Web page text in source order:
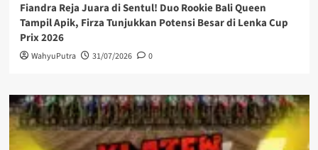
Fiandra Reja Juara di Sentul! Duo Rookie Bali Queen
Tampil Apik, Firza Tunjukkan Potensi Besar di Lenka Cup
Prix 2026
WahyuPutra 31/07/2026 0